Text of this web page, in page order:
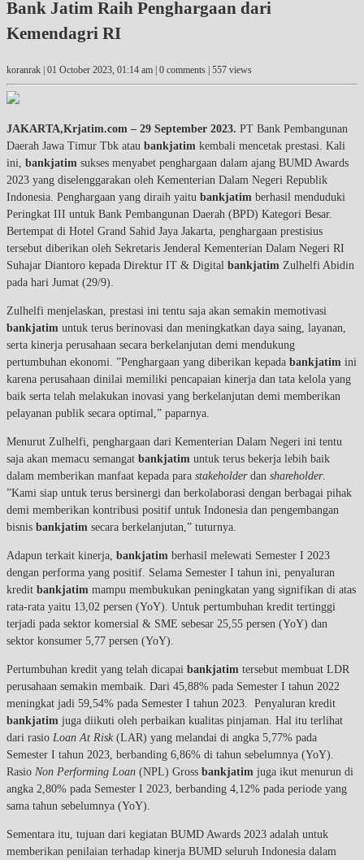
Bank Jatim Raih Penghargaan dari
Kemendagri RI
koranrak | 01 October 2023, 01:14 am | 0 comments | 557 views
JAKARTA,Krjatim.com – 29 September 2023. PT Bank Pembangunan
Daerah Jawa Timur Tbk atau bankjatim kembali mencetak prestasi. Kali
ini, bankjatim sukses menyabet penghargaan dalam ajang BUMD Awards
2023 yang diselenggarakan oleh Kementerian Dalam Negeri Republik
Indonesia. Penghargaan yang diraih yaitu bankjatim berhasil menduduki
Peringkat III untuk Bank Pembangunan Daerah (BPD) Kategori Besar.
Bertempat di Hotel Grand Sahid Jaya Jakarta, penghargaan prestisius
tersebut diberikan oleh Sekretaris Jenderal Kementerian Dalam Negeri RI
Suhajar Diantoro kepada Direktur IT & Digital bankjatim Zulhelfi Abidin
pada hari Jumat (29/9).
Zulhelfi menjelaskan, prestasi ini tentu saja akan semakin memotivasi
bankjatim untuk terus berinovasi dan meningkatkan daya saing, layanan,
serta kinerja perusahaan secara berkelanjutan demi mendukung
pertumbuhan ekonomi. ”Penghargaan yang diberikan kepada bankjatim ini
karena perusahaan dinilai memiliki pencapaian kinerja dan tata kelola yang
baik serta telah melakukan inovasi yang berkelanjutan demi memberikan
pelayanan publik secara optimal,” paparnya.
Menurut Zulhelfi, penghargaan dari Kementerian Dalam Negeri ini tentu
saja akan memacu semangat bankjatim untuk terus bekerja lebih baik
dalam memberikan manfaat kepada para stakeholderdan shareholder.
”Kami siap untuk terus bersinergi dan berkolaborasi dengan berbagai pihak
demi memberikan kontribusi positif untuk Indonesia dan pengembangan
bisnis bankjatim secara berkelanjutan,” tuturnya.
Adapun terkait kinerja, bankjatim berhasil melewati Semester I 2023
dengan performa yang positif. Selama Semester I tahun ini, penyaluran
kredit bankjatim mampu membukukan peningkatan yang signifikan di atas
rata-rata yaitu 13,02 persen (YoY). Untuk pertumbuhan kredit tertinggi
terjadi pada sektor komersial & SME sebesar 25,55 persen (YoY) dan
sektor konsumer 5,77 persen (YoY).
Pertumbuhan kredit yang telah dicapai bankjatim tersebut membuat LDR
perusahaan semakin membaik. Dari 45,88% pada Semester I tahun 2022
meningkat jadi 59,54% pada Semester I tahun 2023. Penyaluran kredit
bankjatim juga diikuti oleh perbaikan kualitas pinjaman. Hal itu terlihat
dari rasio Loan At Risk(LAR) yang melandai di angka 5,77% pada
Semester I tahun 2023, berbanding 6,86% di tahun sebelumnya (YoY).
Rasio Non Performing Loan (NPL) Gross bankjatim juga ikut menurun di
angka 2,80% pada Semester I 2023, berbanding 4,12% pada periode yang
sama tahun sebelumnya (YoY).
Sementara itu, tujuan dari kegiatan BUMD Awards 2023 adalah untuk
memberikan penilaian terhadap kinerja BUMD seluruh Indonesia dalam